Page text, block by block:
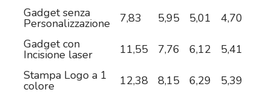
Gadget senza
Personalizzazione 7,83 5,95 5,01 4,70
Gadget con
Incisione laser 11,55 7,76 6,12 5,41
Stampa Logo a 1
colore 12,38 8,15 6,29 5,39